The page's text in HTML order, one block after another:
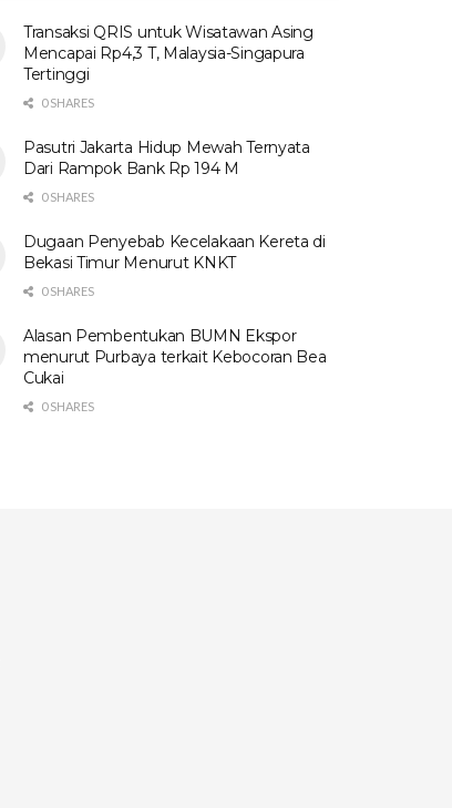
Transaksi QRIS untuk Wisatawan Asing
Mencapai Rp4,3 T, Malaysia-Singapura
Tertinggi
0 SHARES
Pasutri Jakarta Hidup Mewah Ternyata
Dari Rampok Bank Rp 194 M
0 SHARES
Dugaan Penyebab Kecelakaan Kereta di
Bekasi Timur Menurut KNKT
0 SHARES
Alasan Pembentukan BUMN Ekspor
menurut Purbaya terkait Kebocoran Bea
Cukai
0 SHARES